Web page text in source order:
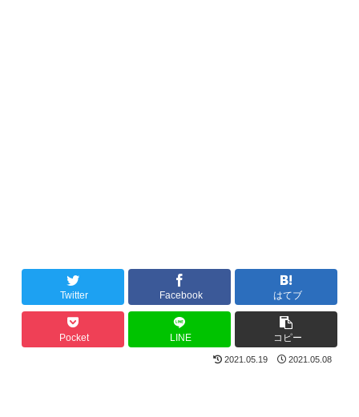
Twitter Facebook はてブ
Pocket LINE コピー
2021.05.19 2021.05.08